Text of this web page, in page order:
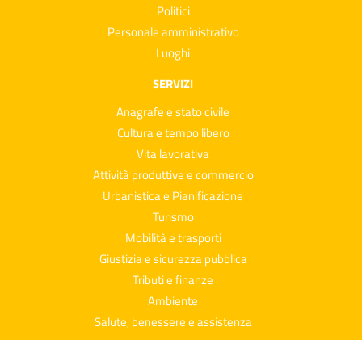
Politici
Personale amministrativo
Luoghi
SERVIZI
Anagrafe e stato civile
Cultura e tempo libero
Vita lavorativa
Attività produttive e commercio
Urbanistica e Pianificazione
Turismo
Mobilità e trasporti
Giustizia e sicurezza pubblica
Tributi e finanze
Ambiente
Salute, benessere e assistenza